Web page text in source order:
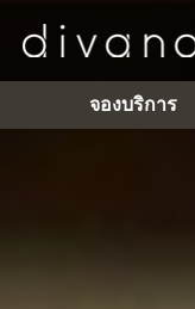
จองบริการ